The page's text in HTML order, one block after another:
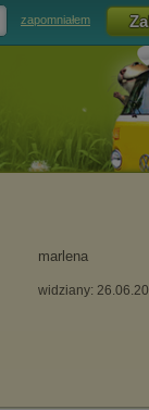
zapomniałem
marlena
widziany: